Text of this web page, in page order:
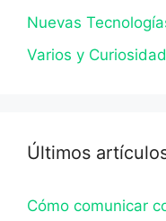
Nuevas
Varios y
Últimos
Cómo comunicar